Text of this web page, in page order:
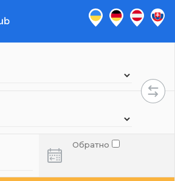
Обратно